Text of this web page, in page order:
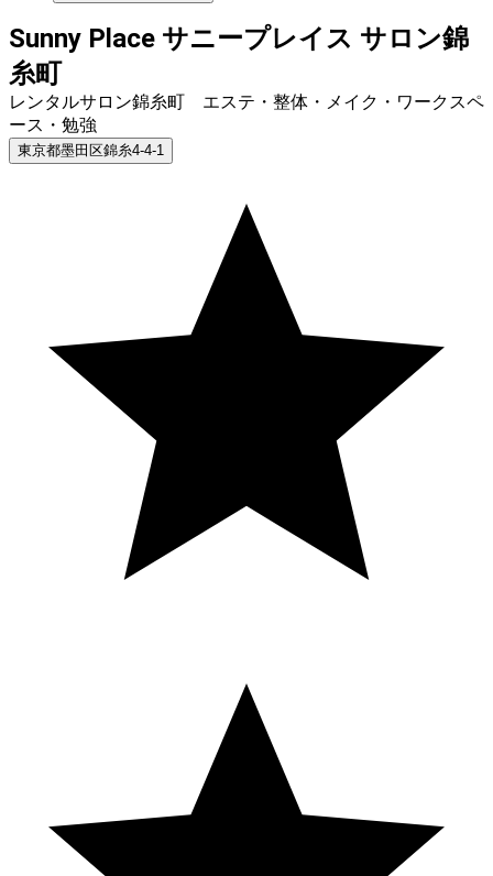
Sunny Place サニープレイス サロン錦
糸町
レンタルサロン錦糸町 エステ・整体・メイク・ワークスペ
ース・勉強
東京都墨田区錦糸4-4-1